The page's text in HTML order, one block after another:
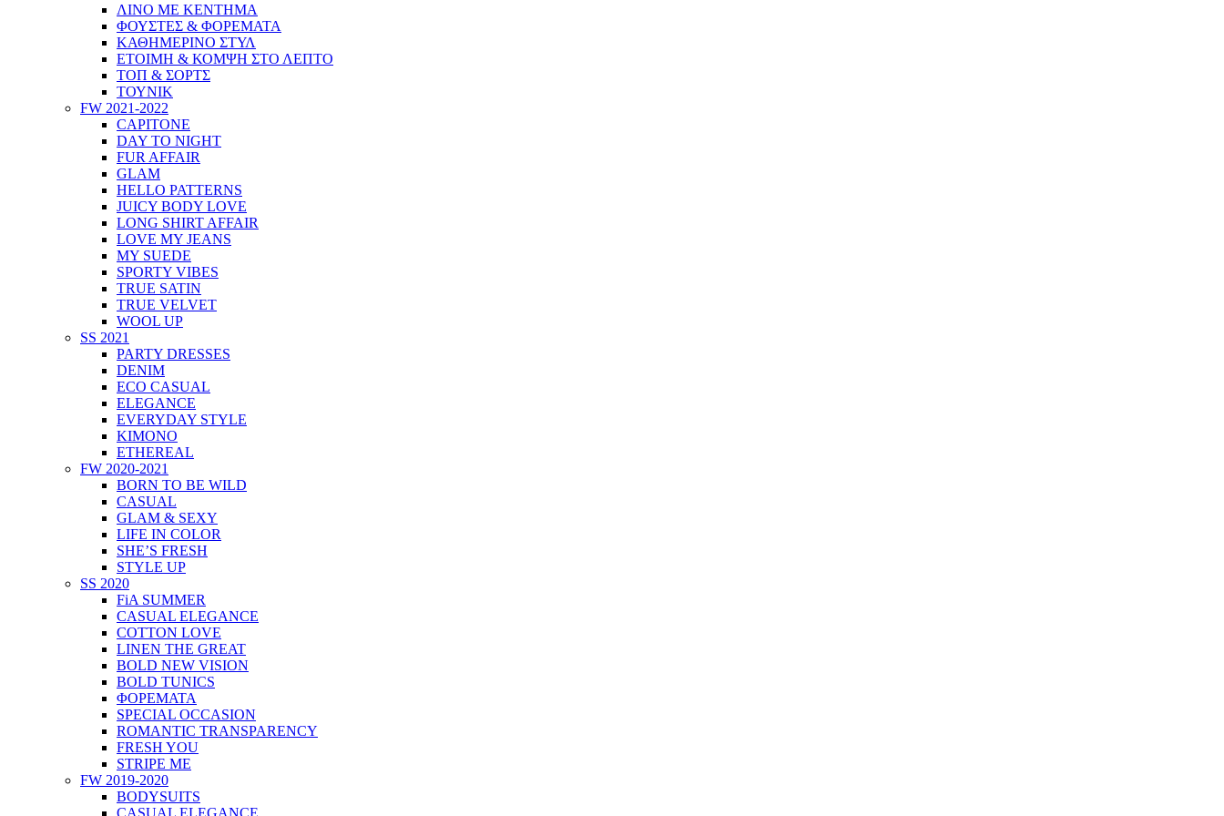
ΛΙΝΟ ΜΕ ΚΕΝΤΗΜΑ
ΦΟΥΣΤΕΣ & ΦΟΡΕΜΑΤΑ
ΚΑΘΗΜΕΡΙΝΟ ΣΤΥΛ
ΕΤΟΙΜΗ & ΚΟΜΨΗ ΣΤΟ ΛΕΠΤΟ
ΤΟΠ & ΣΟΡΤΣ
ΤΟΥΝΙΚ
FW 2021-2022
CAPITONE
DAY TO NIGHT
FUR AFFAIR
GLAM
HELLO PATTERNS
JUICY BODY LOVE
LONG SHIRT AFFAIR
LOVE MY JEANS
MY SUEDE
SPORTY VIBES
TRUE SATIN
TRUE VELVET
WOOL UP
SS 2021
PARTY DRESSES
DENIM
ECO CASUAL
ELEGANCE
EVERYDAY STYLE
KIMONO
ETHEREAL
FW 2020-2021
BORN TO BE WILD
CASUAL
GLAM & SEXY
LIFE IN COLOR
SHE’S FRESH
STYLE UP
SS 2020
FiA SUMMER
CASUAL ELEGANCE
COTTON LOVE
LINEN THE GREAT
BOLD NEW VISION
BOLD TUNICS
ΦΟΡΕΜΑΤΑ
SPECIAL OCCASION
ROMANTIC TRANSPARENCY
FRESH YOU
STRIPE ME
FW 2019-2020
BODYSUITS
CASUAL ELEGANCE